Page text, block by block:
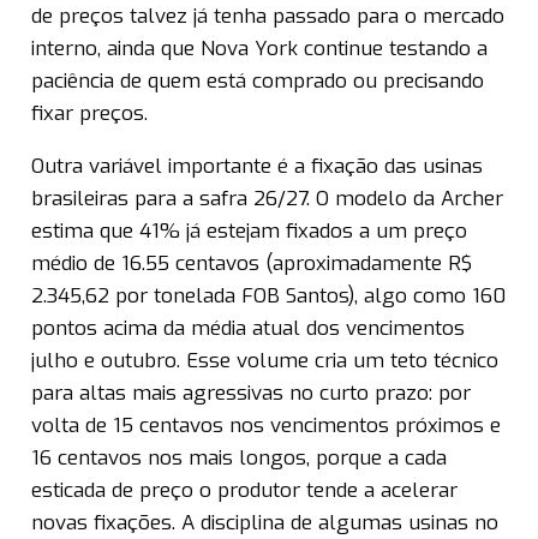
de preços talvez já tenha passado para o mercado
interno, ainda que Nova York continue testando a
paciência de quem está comprado ou precisando
fixar preços.
Outra variável importante é a fixação das usinas
brasileiras para a safra 26/27. O modelo da Archer
estima que 41% já estejam fixados a um preço
médio de 16.55 centavos (aproximadamente R$
2.345,62 por tonelada FOB Santos), algo como 160
pontos acima da média atual dos vencimentos
julho e outubro. Esse volume cria um teto técnico
para altas mais agressivas no curto prazo: por
volta de 15 centavos nos vencimentos próximos e
16 centavos nos mais longos, porque a cada
esticada de preço o produtor tende a acelerar
novas fixações. A disciplina de algumas usinas no